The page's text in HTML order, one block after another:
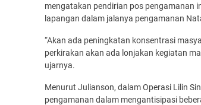
mengatakan pendirian pos pengamanan
lapangan dalam jalanya pengamanan
“Akan ada peningkatan konsentrasi
perkirakan akan ada lonjakan kegiatan
ujarnya.
Menurut Julianson, dalam Operasi Lilin
pengamanan dalam mengantisipasi